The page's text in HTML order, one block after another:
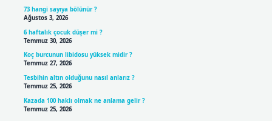
73 hangi sayıya bölünür ?
Ağustos 3, 2026
6 haftalık çocuk düşer mi ?
Temmuz 30, 2026
Koç burcunun libidosu yüksek midir ?
Temmuz 27, 2026
Tesbihin altın olduğunu nasıl anlarız ?
Temmuz 25, 2026
Kazada 100 haklı olmak ne anlama gelir ?
Temmuz 25, 2026